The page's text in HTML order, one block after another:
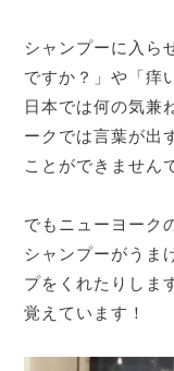
シャンプーに入ら
ですか？」や「痒
日本では何の気兼
ークでは言葉が出
ことができません
でもニューヨーク
シャンプーがうま
プをくれたりしま
覚えています！